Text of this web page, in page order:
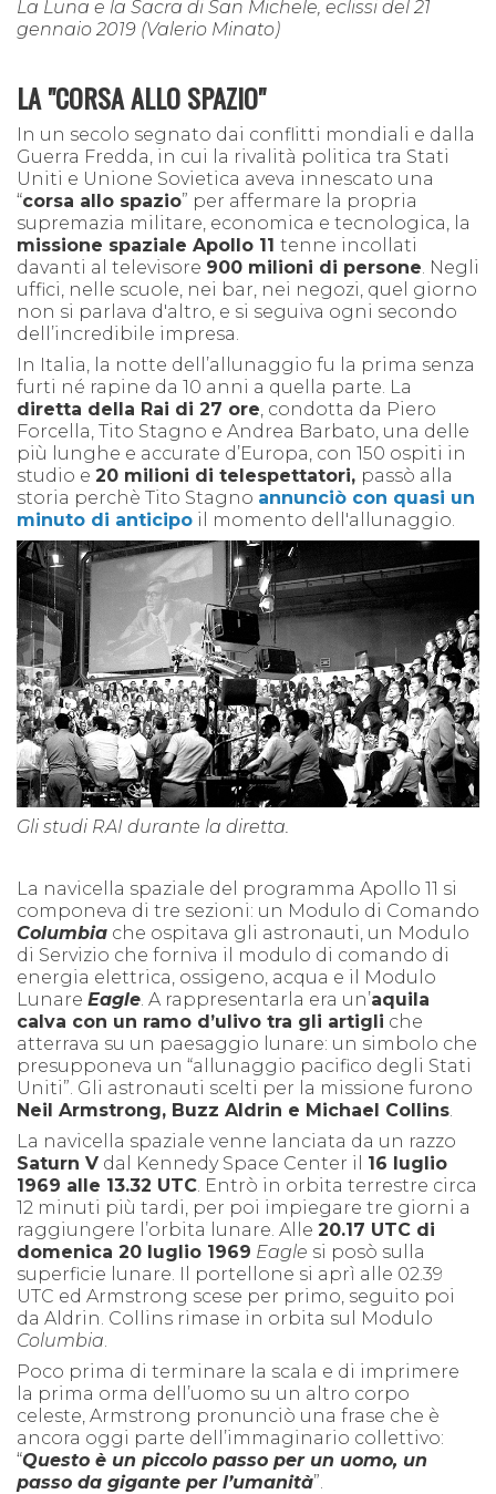
La Luna e la Sacra di San Michele, eclissi del 21
gennaio 2019 (Valerio Minato)
LA "CORSA ALLO SPAZIO"
In un secolo segnato dai conflitti mondiali e dalla
Guerra Fredda, in cui la rivalità politica tra Stati
Uniti e Unione Sovietica aveva innescato una
“corsa allo spazio” per affermare la propria
supremazia militare, economica e tecnologica, la
missione spaziale Apollo 11 tenne incollati
davanti al televisore 900 milioni di persone. Negli
uffici, nelle scuole, nei bar, nei negozi, quel giorno
non si parlava d'altro, e si seguiva ogni secondo
dell’incredibile impresa.
In Italia, la notte dell’allunaggio fu la prima senza
furti né rapine da 10 anni a quella parte. La
diretta della Rai di 27 ore, condotta da Piero
Forcella, Tito Stagno e Andrea Barbato, una delle
più lunghe e accurate d’Europa, con 150 ospiti in
studio e 20 milioni di telespettatori, passò alla
storia perchè Tito Stagno annunciò con quasi un
minuto di anticipo il momento dell'allunaggio.
Gli studi RAI durante la diretta.
La navicella spaziale del programma Apollo 11 si
componeva di tre sezioni: un Modulo di Comando
Columbia che ospitava gli astronauti, un Modulo
di Servizio che forniva il modulo di comando di
energia elettrica, ossigeno, acqua e il Modulo
Lunare Eagle . A rappresentarla era un’aquila
calva con un ramo d’ulivo tra gli artigli che
atterrava su un paesaggio lunare: un simbolo che
presupponeva un “allunaggio pacifico degli Stati
Uniti”. Gli astronauti scelti per la missione furono
Neil Armstrong, Buzz Aldrin e Michael Collins
La navicella spaziale venne lanciata da un razzo
Saturn V dal Kennedy Space Center il 16 luglio
1969 alle 13.32 UTC . Entrò in orbita terrestre circa
12 minuti più tardi, per poi impiegare tre giorni a
raggiungere l’orbita lunare. Alle 20.17 UTC di
domenica 20 luglio 1969 Eagle si posò sulla
superficie lunare. Il portellone si aprì alle 02.39
UTC ed Armstrong scese per primo, seguito poi
da Aldrin. Collins rimase in orbita sul Modulo
Columbia
Poco prima di terminare la scala e di imprimere
la prima orma dell’uomo su un altro corpo
celeste, Armstrong pronunciò una frase che è
ancora oggi parte dell’immaginario collettivo:
“Questo è un piccolo passo per un uomo, un
passo da gigante per l’umanità”.